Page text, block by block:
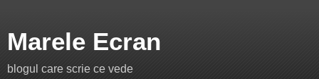
Marele Ecran
blogul care scrie ce vede